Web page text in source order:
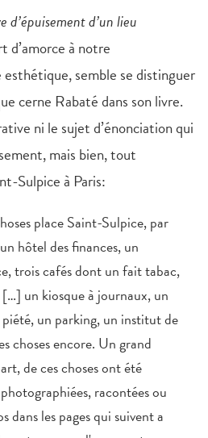
d’épuisement d’un lieu
d’amorce à notre
semble se distinguer
cerne Rabaté dans son livre.
ni le sujet d’énonciation qui
mais bien, tout
Sulpice à Paris:
place Saint-Sulpice, par
hôtel des finances, un
trois cafés dont un fait tabac,
un kiosque à journaux, un
un parking, un institut de
choses encore. Un grand
de ces choses ont été
racontées ou
dans les pages qui suivent a